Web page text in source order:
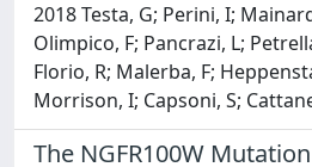
2018 Testa, G; Perini, I;
Olimpico, F; Pancrazi, L;
Florio, R; Malerba, F;
Morrison, I; Capsoni, S;
The NGFR100W